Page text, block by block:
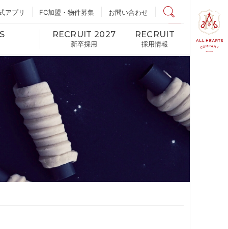
アプリ FC加盟・物件募集 お問い合わせ
店舗検索
RECRUIT 2027
新卒採用
RECRUIT
採用情報